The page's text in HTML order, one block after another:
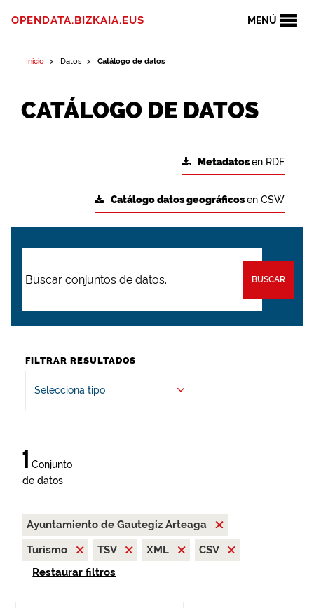
MENÚ
OPENDATA.BIZKAIA.EUS
Inicio Datos Catálogo de datos
CATÁLOGO DE DATOS
Metadatosen RDF
Catálogo datos geográficosen CSW
BUSCAR
FILTRAR RESULTADOS
Selecciona tipo
1 Conjunto
de datos
Ayuntamiento de Gautegiz Arteaga
Turismo
TSV XML
CSV
Restaurar filtros